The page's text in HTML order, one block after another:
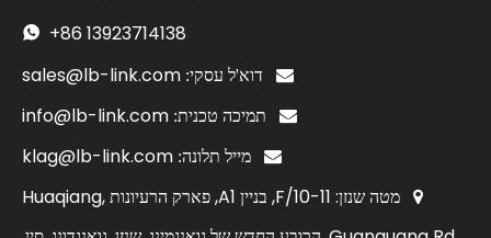
 +86 13923714138
 דוא'ל עסקי: sales@lb-link.com
 תמיכה טכנית: info@lb-link.com
 מייל תלונה: klag@lb-link.com

מטה שנזן: 10-11/F, בניין A1, פארק הרעיונות Huaqiang,